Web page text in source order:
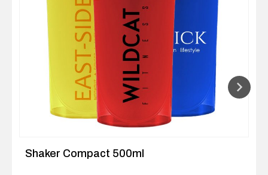
Shaker Compact 500ml